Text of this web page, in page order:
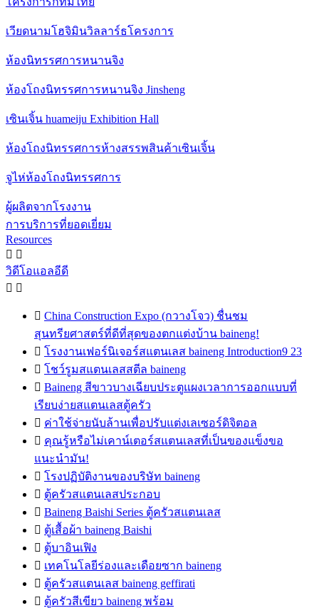
เวียดนามโฮจิมินวิลลาร์ธโครงการ
ห้องนิทรรศการหนานจิง
ห้องโถงนิทรรศการหนานจิง Jinsheng
เซินเจิ้น huameiju Exhibition Hall
ห้องโถงนิทรรศการห้างสรรพสินค้าเซินเจิ้น
จูไห่ห้องโถงนิทรรศการ
ผู้ผลิตจากโรงงาน
การบริการที่ยอดเยี่ยม
Resources
 
วิดีโอแอลอีดี
 
 China Construction Expo (กวางโจว) ชื่นชม
สุนทรียศาสตร์ที่ดีที่สุดของตกแต่งบ้าน baineng!
 โรงงานเฟอร์นิเจอร์สแตนเลส baineng Introduction9 23
 โชว์รูมสแตนเลสสตีล baineng
 Baineng สีขาวบางเฉียบประตูแผงเวลาการออกแบบที่
เรียบง่ายสแตนเลสตู้ครัว
 ค่าใช้จ่ายนับล้านเพื่อปรับแต่งเลเซอร์ดิจิตอล
 คุณรู้หรือไม่เคาน์เตอร์สแตนเลสที่เป็นของแข็งขอ
แนะนำมัน!
 โรงปฏิบัติงานของบริษัท baineng
 ตู้ครัวสแตนเลสประกอบ
 Baineng Baishi Series ตู้ครัวสแตนเลส
 ตู้เสื้อผ้า baineng Baishi
 ตู้บาอินเฟิง
 เทคโนโลยีร่องและเดือยซาก baineng
 ตู้ครัวสแตนเลส baineng geffirati
 ตู้ครัวสีเขียว baineng พร้อม